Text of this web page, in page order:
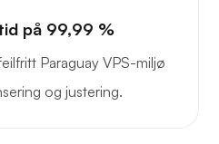
på 99,99 %
Paraguay VPS-miljø
og justering.